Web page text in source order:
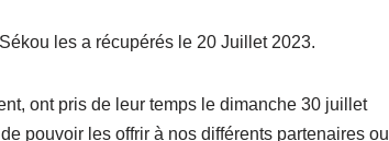
les a récupérés le 20 Juillet 2023.
ont pris de leur temps le dimanche 30 juillet
pouvoir les offrir à nos différents partenaires ou